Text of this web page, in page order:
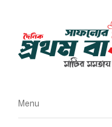
Menu
Menu